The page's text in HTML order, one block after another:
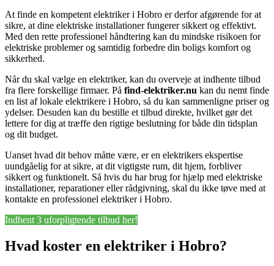
At finde en kompetent elektriker i Hobro er derfor afgørende for at
sikre, at dine elektriske installationer fungerer sikkert og effektivt.
Med den rette professionel håndtering kan du mindske risikoen for
elektriske problemer og samtidig forbedre din boligs komfort og
sikkerhed.
Når du skal vælge en elektriker, kan du overveje at indhente tilbud
fra flere forskellige firmaer. På find-elektriker.nu kan du nemt finde
en list af lokale elektrikere i Hobro, så du kan sammenligne priser og
ydelser. Desuden kan du bestille et tilbud direkte, hvilket gør det
lettere for dig at træffe den rigtige beslutning for både din tidsplan
og dit budget.
Uanset hvad dit behov måtte være, er en elektrikers ekspertise
uundgåelig for at sikre, at dit vigtigste rum, dit hjem, forbliver
sikkert og funktionelt. Så hvis du har brug for hjælp med elektriske
installationer, reparationer eller rådgivning, skal du ikke tøve med at
kontakte en professionel elektriker i Hobro.
Indhent 3 uforpligtende tilbud her!
Hvad koster en elektriker i Hobro?